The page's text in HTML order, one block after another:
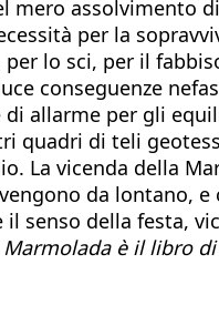
assolvimento
per la
lo sci, per il
conseguenze
allarme per gli
quadri di teli
La vicenda della
da
senso della festa,
è il libro